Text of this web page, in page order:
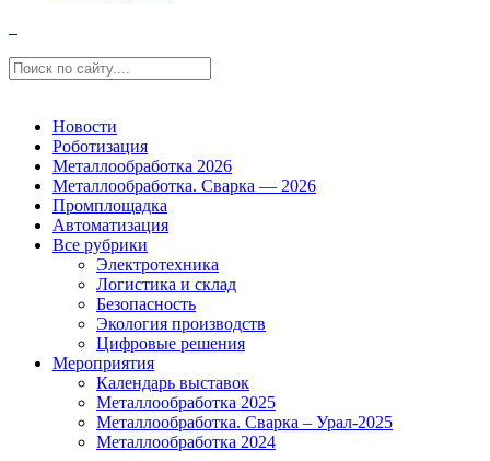
Новости
Роботизация
Металлообработка 2026
Металлообработка. Сварка — 2026
Промплощадка
Автоматизация
Все рубрики
Электротехника
Логистика и склад
Безопасность
Экология производств
Цифровые решения
Мероприятия
Календарь выставок
Металлообработка 2025
Металлообработка. Сварка – Урал-2025
Металлообработка 2024